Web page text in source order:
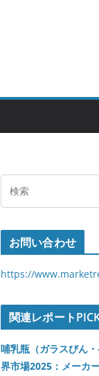
お問い合わせ
https://
関連レポート
哺乳瓶（ガラスびん
界市場2025：メーカ